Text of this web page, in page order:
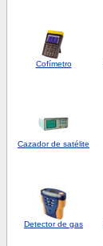
Cofímetro
Cazador de satélite
Detectorde gas